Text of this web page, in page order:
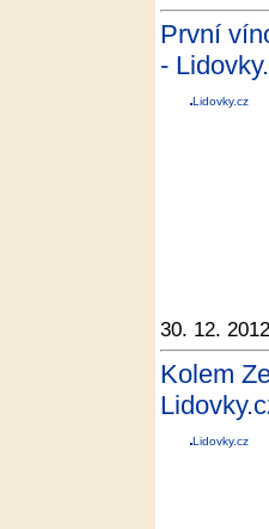
První
-
Lidovky.cz
30. 12.
Kolem
Lidovky.cz